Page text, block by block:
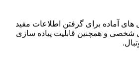
های آماده برای گرفتن اطلاعات مفید
و همچنین قابلیت پیاده سازی